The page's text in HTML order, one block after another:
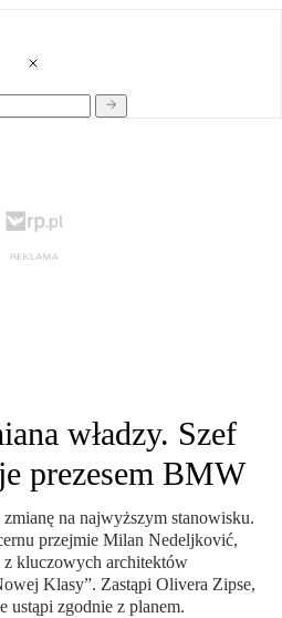
władzy. Szef
prezesem BMW
na najwyższym stanowisku.
przejmie Milan Nedeljković,
kluczowych architektów
Klasy”. Zastąpi Olivera Zipse,
ustąpi zgodnie z planem.